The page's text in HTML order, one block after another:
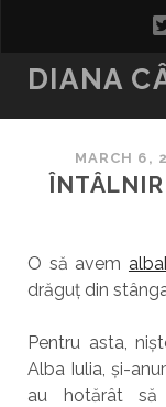
DIANA
MARCH 6,
O să avem
drăguț din
Pentru asta,
Alba Iulia, și-
au hotărât